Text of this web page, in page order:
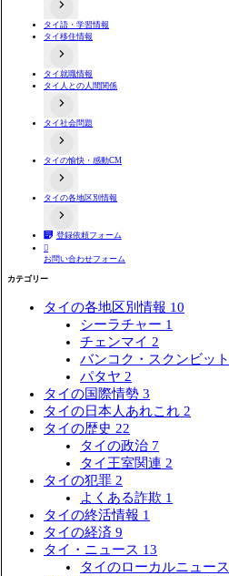
出入国関連情報
タイ語・学習情報
タイ移住情報
不動産取引
タイ就職情報
タイ人との人間関係
タイ社会問題
タイの選挙制度
タイの愉快・感動CM
おもしろ系
タイの各地区別情報
タイ全域
タイ東部
登録依頼フォーム

お問い合わせフォーム
カテゴリー
タイの各地区別情報 10
シーラチャー 1
チェンマイ 2
バンコク・スクンビット
パタヤ 2
タイの国際情勢 3
タイの日本人あれこれ 2
タイの歴史 22
タイの政治 7
タイ王室関連 2
タイの犯罪 2
よくある詐欺 1
タイの終活情報 1
タイの経済 9
タイ・ニュース 13
タイのローカルニュース